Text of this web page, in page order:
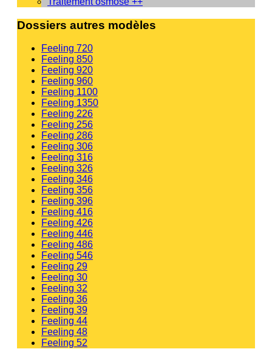
Dossiers autres modèles
Feeling 720
Feeling 850
Feeling 920
Feeling 960
Feeling 1100
Feeling 1350
Feeling 226
Feeling 256
Feeling 286
Feeling 306
Feeling 316
Feeling 326
Feeling 346
Feeling 356
Feeling 396
Feeling 416
Feeling 426
Feeling 446
Feeling 486
Feeling 546
Feeling 29
Feeling 30
Feeling 32
Feeling 36
Feeling 39
Feeling 44
Feeling 48
Feeling 52